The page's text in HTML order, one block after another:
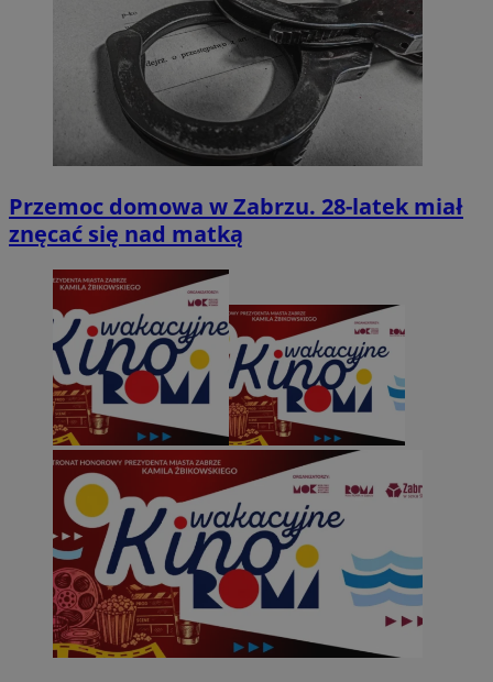
Przemoc domowa w Zabrzu. 28-latek miał
znęcać się nad matką